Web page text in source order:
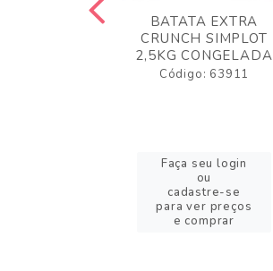
BATATA EXTRA
CRUNCH SIMPLOT
2,5KG CONGELADA
Código: 63911
Faça seu login
ou
cadastre-se
para ver preços
e comprar